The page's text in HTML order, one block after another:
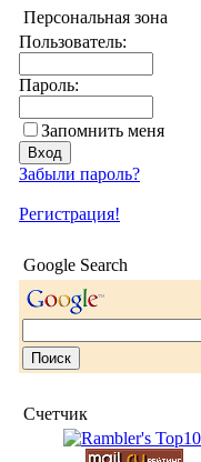
Персональная зона
Пользователь:
Пароль:
Запомнить меня
Забыли пароль?
Регистрация!
Google Search
Счетчик